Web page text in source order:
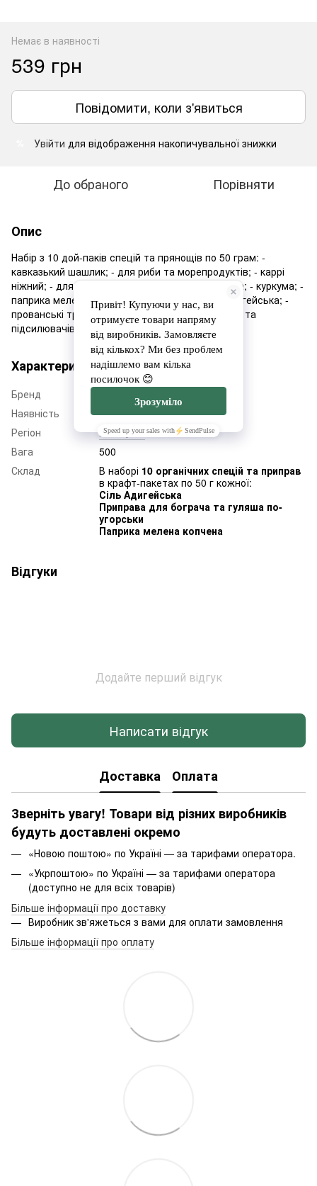
Немає в наявності
539 грн
Повідомити, коли з'явиться
Увійти для відображення накопичувальної знижки
До обраного Порівняти
Опис
Набір з 10 дой-паків спецій та прянощів по 50 грам: -
кавказький шашлик; - для риби та морепродуктів; - каррі
ніжний; - для бограча та гуляша; - сіль сванська; - куркума; -
паприка мелена копчена; - для плову; - сіль адигейська; -
прованські трави. Всі прянощі без консервантів та
підсилювачів смаку🍀
Характеристики
Бренд
Наявність
Немає в наявності
Регіон
Київщина
Вага
500
Склад
В наборі 10 органічних спецій та приправ
в крафт-пакетах по 50 г кожної:
Сіль Адигейська
Приправа для бограча та гуляша по-
угорськи
Паприка мелена копчена
Відгуки
Додайте перший відгук
Написати відгук
Доставка Оплата
Зверніть увагу! Товари від різних виробників
будуть доставлені окремо
«Новою поштою» по Україні — за тарифами оператора.
«Укрпоштою» по Україні — за тарифами оператора
(доступно не для всіх товарів)
Більше інформації про доставку
Виробник зв'яжеться з вами для оплати замовлення
Більше інформації про оплату